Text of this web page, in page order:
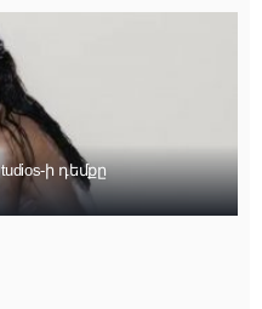
ի դեմքը